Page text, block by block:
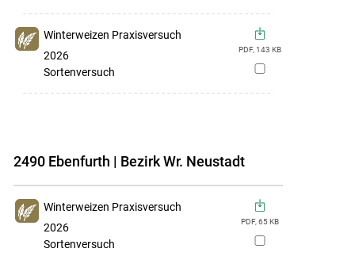
Winterweizen Praxisversuch
2026
Sortenversuch
PDF,143 KB
zur
2490 Ebenfurth | Bezirk Wr. Neustadt
Winterweizen Praxisversuch
2026
Sortenversuch
PDF,65KB
zur